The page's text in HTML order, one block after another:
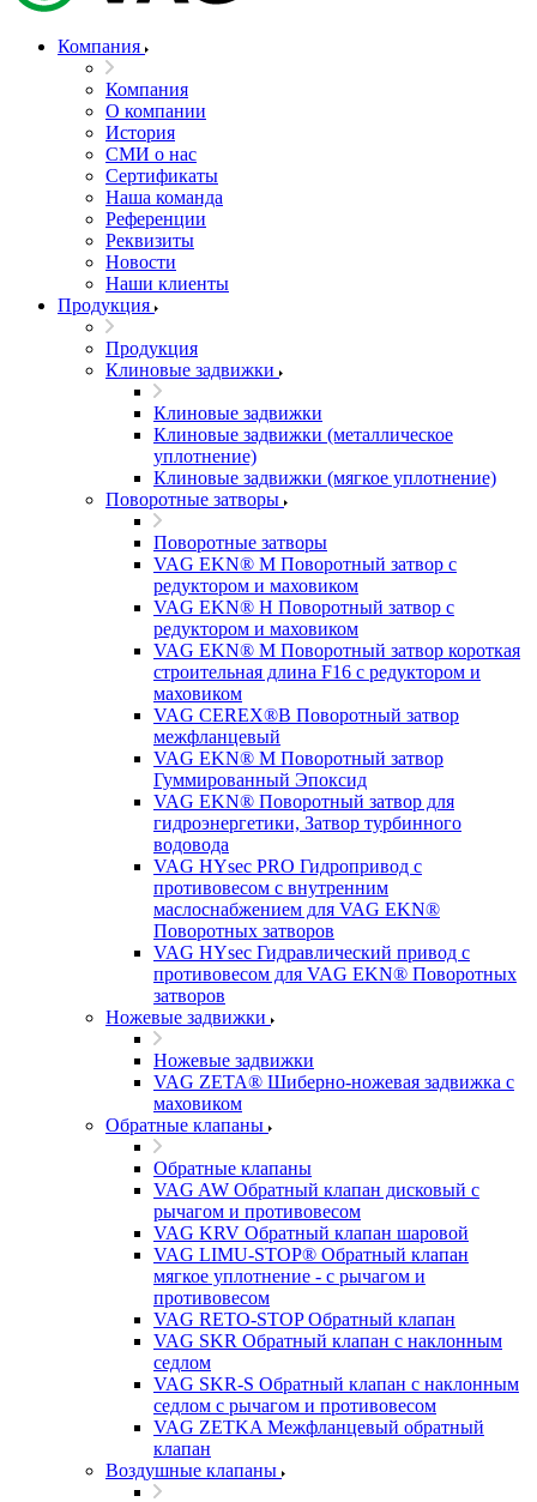
Компания
Компания
О компании
История
СМИ о нас
Cертификаты
Наша команда
Референции
Реквизиты
Новости
Наши клиенты
Продукция
Продукция
Клиновые задвижки
Клиновые задвижки
Клиновые задвижки (металлическое
уплотнение)
Клиновые задвижки (мягкое уплотнение)
Поворотные затворы
Поворотные затворы
VAG EKN® M Поворотный затвор с
редуктором и маховиком
VAG EKN® H Поворотный затвор с
редуктором и маховиком
VAG EKN® M Поворотный затвор короткая
строительная длина F16 с редуктором и
маховиком
VAG CEREX®B Поворотный затвор
межфланцевый
VAG EKN® M Поворотный затвор
Гуммированный Эпоксид
VAG EKN® Поворотный затвор для
гидроэнергетики, Затвор турбинного
водовода
VAG HYsec PRO Гидропривод с
противовесом с внутренним
маслоснабжением для VAG EKN®
Поворотных затворов
VAG HYsec Гидравлический привод с
противовесом для VAG EKN® Поворотных
затворов
Ножевые задвижки
Ножевые задвижки
VAG ZETA® Шиберно-ножевая задвижка с
маховиком
Обратные клапаны
Обратные клапаны
VAG AW Обратный клапан дисковый с
рычагом и противовесом
VAG KRV Обратный клапан шаровой
VAG LIMU-STOP® Обратный клапан
мягкое уплотнение - с рычагом и
противовесом
VAG RETO-STOP Обратный клапан
VAG SKR Обратный клапан с наклонным
седлом
VAG SKR-S Обратный клапан с наклонным
седлом с рычагом и противовесом
VAG ZETKA Межфланцевый обратный
клапан
Воздушные клапаны